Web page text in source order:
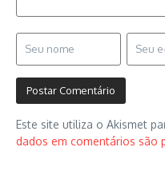
Este site utiliza o Akismet
dados em comentários são